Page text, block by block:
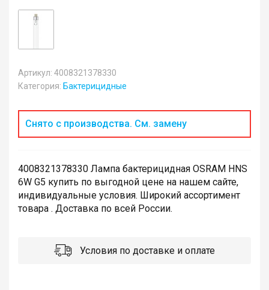
Артикул: 4008321378330
Категория: Бактерицидные
Снято с производства. См. замену
4008321378330 Лампа бактерицидная OSRAM HNS
6W G5 купить по выгодной цене на нашем сайте,
индивидуальные условия. Широкий ассортимент
товара . Доставка по всей России.
Условия по доставке и оплате